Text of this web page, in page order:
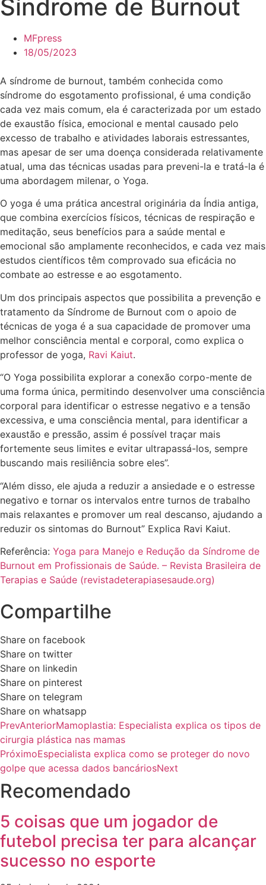
Síndrome de Burnout
MFpress
18/05/2023
A síndrome de burnout, também conhecida como
síndrome do esgotamento profissional, é uma condição
cada vez mais comum, ela é caracterizada por um estado
de exaustão física, emocional e mental causado pelo
excesso de trabalho e atividades laborais estressantes,
mas apesar de ser uma doença considerada relativamente
atual, uma das técnicas usadas para preveni-la e tratá-la é
uma abordagem milenar, o Yoga.
O yoga é uma prática ancestral originária da Índia antiga,
que combina exercícios físicos, técnicas de respiração e
meditação, seus benefícios para a saúde mental e
emocional são amplamente reconhecidos, e cada vez mais
estudos científicos têm comprovado sua eficácia no
combate ao estresse e ao esgotamento.
Um dos principais aspectos que possibilita a prevenção e
tratamento da Síndrome de Burnout com o apoio de
técnicas de yoga é a sua capacidade de promover uma
melhor consciência mental e corporal, como explica o
professor de yoga, Ravi Kaiut.
“O Yoga possibilita explorar a conexão corpo-mente de
uma forma única, permitindo desenvolver uma consciência
corporal para identificar o estresse negativo e a tensão
excessiva, e uma consciência mental, para identificar a
exaustão e pressão, assim é possível traçar mais
fortemente seus limites e evitar ultrapassá-los, sempre
buscando mais resiliência sobre eles”.
“Além disso, ele ajuda a reduzir a ansiedade e o estresse
negativo e tornar os intervalos entre turnos de trabalho
mais relaxantes e promover um real descanso, ajudando a
reduzir os sintomas do Burnout” Explica Ravi Kaiut.
Referência: Yoga para Manejo e Redução da Síndrome de
Burnout em Profissionais de Saúde. – Revista Brasileira de
Terapias e Saúde (revistadeterapiasesaude.org)
Compartilhe
Share on facebook
Share on twitter
Share on linkedin
Share on pinterest
Share on telegram
Share on whatsapp
PrevAnteriorMamoplastia: Especialista explica os tipos de
cirurgia plástica nas mamas
PróximoEspecialista explica como se proteger do novo
golpe que acessa dados bancáriosNext
Recomendado
5 coisas que um jogador de
futebol precisa ter para alcançar
sucesso no esporte